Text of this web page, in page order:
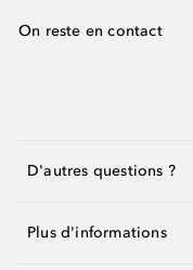
On reste en contact
D'autres questions ?
Plus d'informations